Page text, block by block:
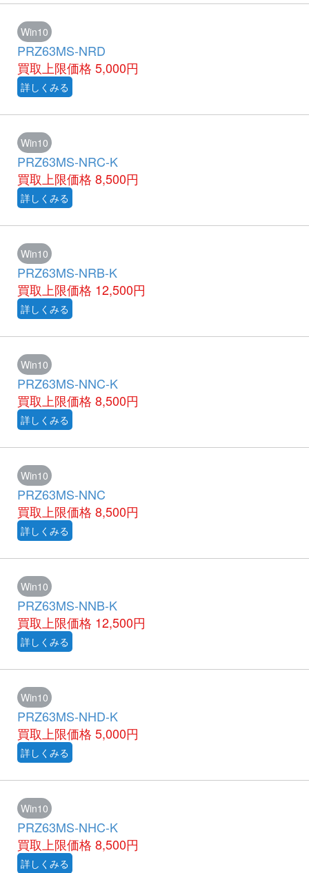
Win10
PRZ63MS-NRD
買取上限価格 5,000円
詳しくみる
Win10
PRZ63MS-NRC-K
買取上限価格 8,500円
詳しくみる
Win10
PRZ63MS-NRB-K
買取上限価格 12,500円
詳しくみる
Win10
PRZ63MS-NNC-K
買取上限価格 8,500円
詳しくみる
Win10
PRZ63MS-NNC
買取上限価格 8,500円
詳しくみる
Win10
PRZ63MS-NNB-K
買取上限価格 12,500円
詳しくみる
Win10
PRZ63MS-NHD-K
買取上限価格 5,000円
詳しくみる
Win10
PRZ63MS-NHC-K
買取上限価格 8,500円
詳しくみる